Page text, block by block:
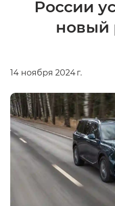
России
новый
14 ноября 2024 г.